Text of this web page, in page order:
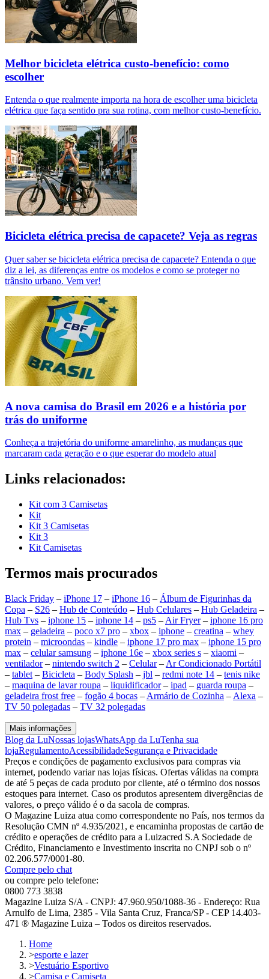
Melhor bicicleta elétrica custo-benefício: como
escolher
Entenda o que realmente importa na hora de escolher uma bicicleta
elétrica que faça sentido pra sua rotina, com melhor custo-benefício.
Bicicleta elétrica precisa de capacete? Veja as regras
Quer saber se bicicleta elétrica precisa de capacete? Entenda o que
diz a lei, as diferenças entre os modelos e como se proteger no
trânsito urbano. Vem ver!
A nova camisa do Brasil em 2026 e a história por
trás do uniforme
Conheça a trajetória do uniforme amarelinho, as mudanças que
marcaram cada geração e o que esperar do modelo atual
Links relacionados:
Kit com 3 Camisetas
Kit
Kit 3 Camisetas
Kit 3
Kit Camisetas
Termos mais procurados
Black Friday – iPhone 17 – iPhone 16 – Álbum de Figurinhas da
Copa – S26 – Hub de Conteúdo – Hub Celulares – Hub Geladeira –
Hub Tvs – iphone 15 – iphone 14 – ps5 – Air Fryer– iphone 16 pro
max – geladeira – poco x7 pro – xbox – iphone – creatina – whey
protein – microondas – kindle – iphone 17 pro max – iphone 15 pro
max – celular samsung – iphone 16e – xbox series s – xiaomi –
ventilador– nintendo switch 2 – Celular– Ar Condicionado Portátil
– tablet – Bicicleta – Body Splash – jbl – redmi note 14 – tenis nike
– maquina de lavar roupa – liquidificador– ipad – guarda roupa –
geladeira frost free – fogão 4 bocas – Armário de Cozinha – Alexa –
TV 50 polegadas – TV 32 polegadas
Mais informações
Blog da LuNossas lojasWhatsApp da LuTenha sua
lojaRegulamentoAcessibilidadeSegurança e Privacidade
Preços e condições de pagamento exclusivos para compras via
internet, podendo variar nas lojas físicas. Ofertas válidas na compra
de até 5 peças de cada produto por cliente, até o término dos nossos
estoques para internet. Caso os produtos apresentem divergências de
valores, o preço válido é o da sacola de compras.
O Magazine Luiza atua como correspondente no País, nos termos da
Resolução CMN nº 4.935/2021, e encaminha propostas de cartão de
crédito e operações de crédito para a Luizacred S.A Sociedade de
Crédito, Financiamento e Investimento inscrita no CNPJ sob o nº
02.206.577/0001-80.
Compre pelo chat
ou compre pelo telefone:
0800 773 3838
Magazine Luiza S/A - CNPJ: 47.960.950/1088-36 - Endereço: Rua
Arnulfo de Lima, 2385 - Vila Santa Cruz, Franca/SP - CEP 14.403-
471 ® Magazine Luiza – Todos os direitos reservados.
Home
>esporte e lazer
>Vestuário Esportivo
>Camisa e Camiseta